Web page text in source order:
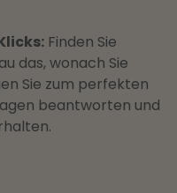
Finden Sie
das, wonach Sie
Sie zum perfekten
beantworten und